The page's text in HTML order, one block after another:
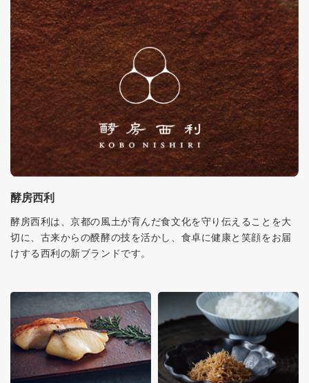
酵房西利
酵房西利は、京都の風土が育んだ食文化を守り伝えることを大
切に、古来からの醗酵の技を活かし、食卓に健康と笑顔をお届
けする西利の新ブランドです。